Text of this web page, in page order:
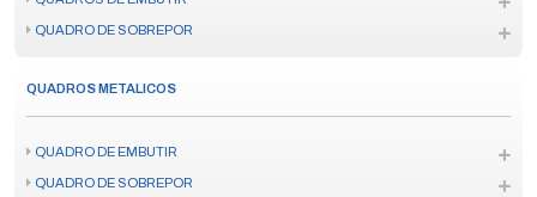
QUADRO DE SOBREPOR
QUADROS METALICOS
QUADRO DE EMBUTIR
QUADRO DE SOBREPOR